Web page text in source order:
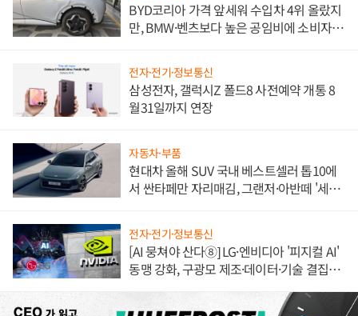
BYD코리아 가격 앞세워 수입차 4위 올랐지
만, BMW·벤츠보다 높은 공임비에 소비자
전자·전기·정보통신
삼성전자, 갤럭시Z 폴드8 사전예약 개통 8
월31일까지 연장
자동차·부품
현대차 올해 SUV 국내 베스트셀러 톱10에
서 싼타페만 자리매김, 그랜저·아반떼 '세단
전자·전기·정보통신
[AI 뭉쳐야 산다⑧] LG·엔비디아 '피지컬 AI'
동맹 강화, 구광모 제조·데이터·기술 결집